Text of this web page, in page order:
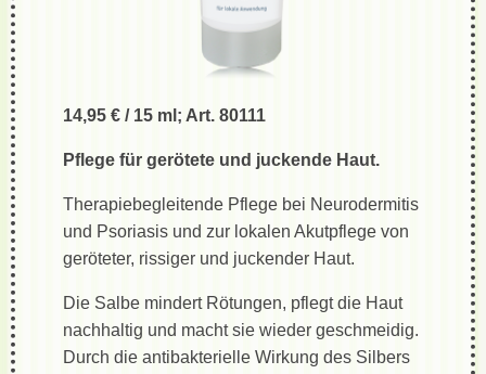
14,95 € / 15 ml; Art. 80111
Pflege für gerötete und juckende Haut.
Therapiebegleitende Pflege bei Neurodermitis
und Psoriasis und zur lokalen Akutpflege von
geröteter, rissiger und juckender Haut.
Die Salbe mindert Rötungen, pflegt die Haut
nachhaltig und macht sie wieder geschmeidig.
Durch die antibakterielle Wirkung des Silbers